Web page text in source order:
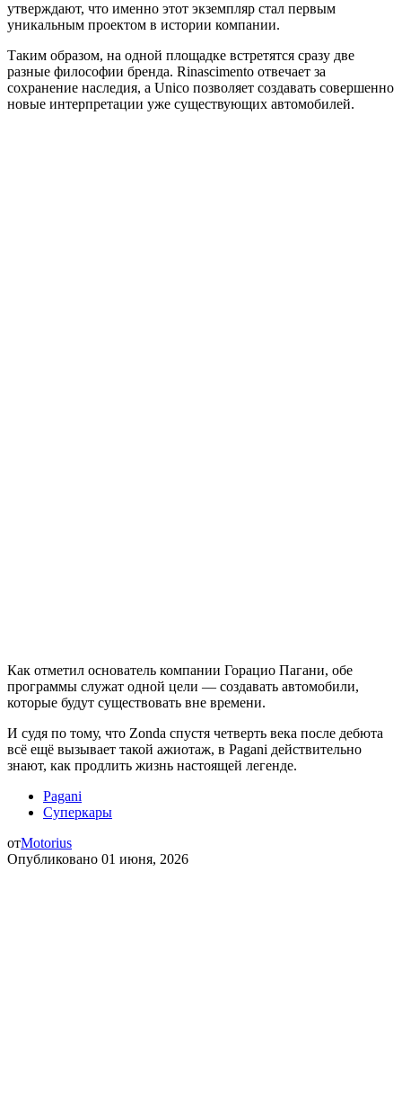
утверждают, что именно этот экземпляр стал первым
уникальным проектом в истории компании.
Таким образом, на одной площадке встретятся сразу две
разные философии бренда. Rinascimento отвечает за
сохранение наследия, а Unico позволяет создавать совершенно
новые интерпретации уже существующих автомобилей.
Как отметил основатель компании Горацио Пагани, обе
программы служат одной цели — создавать автомобили,
которые будут существовать вне времени.
И судя по тому, что Zonda спустя четверть века после дебюта
всё ещё вызывает такой ажиотаж, в Pagani действительно
знают, как продлить жизнь настоящей легенде.
Pagani
Суперкары
отMotorius
Опубликовано 01 июня, 2026